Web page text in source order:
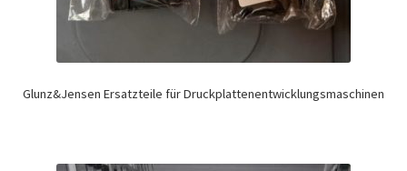
Glunz&Jensen Ersatzteile für Druckplattenentwicklungsmaschinen